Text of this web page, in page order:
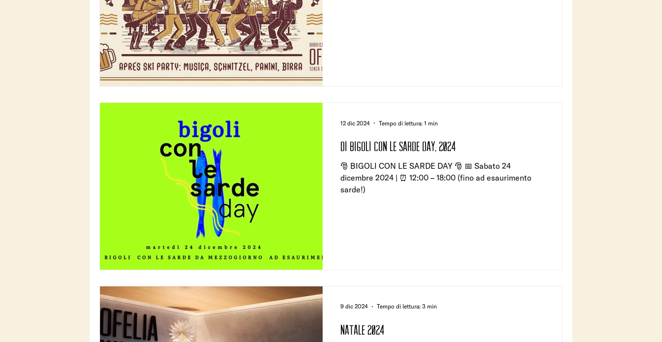
di BIGOLI CON LE SARDE DAY, 2024
🎅 BIGOLI CON LE SARDE DAY 🎅 📅 Sabato 24
dicembre 2024 | ⏰ 12:00 – 18:00 (fino ad esaurimento
sarde!)
12 dic 2024 Tempo di lettura: 1 min
nATALE 2024
9 dic 2024 Tempo di lettura: 3 min